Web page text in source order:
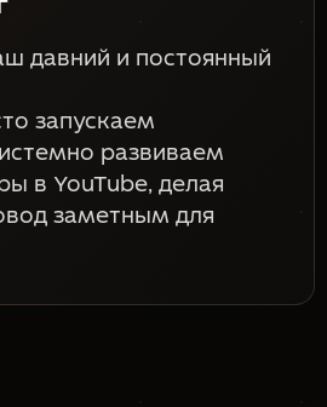
давний и постоянный
запускаем
развиваем
в YouTube, делая
заметным для